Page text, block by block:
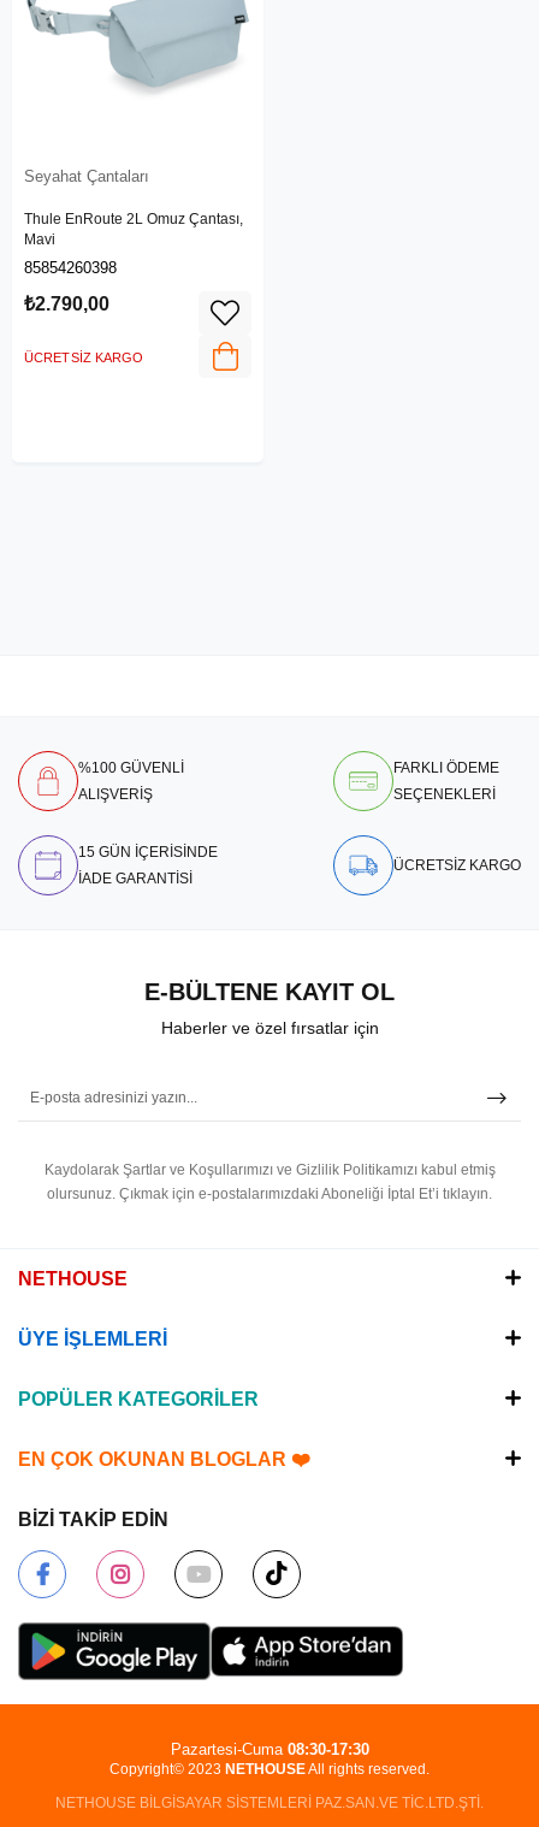
Seyahat Çantaları
Thule EnRoute 2L Omuz Çantası,
Mavi
85854260398
₺2.790,00
ÜCRETSIZ KARGO
%100 GÜVENLİ
ALIŞVERİŞ
FARKLI ÖDEME
SEÇENEKLERİ
15 GÜN İÇERİSİNDE
İADE GARANTİSİ
ÜCRETSİZ KARGO
E-BÜLTENE KAYIT OL
Haberler ve özel fırsatlar için
Kaydolarak Şartlar ve Koşullarımızı ve Gizlilik Politikamızı kabul etmiş
olursunuz. Çıkmak için e-postalarımızdaki Aboneliği İptal Et’i tıklayın.
NETHOUSE
ÜYE İŞLEMLERİ
POPÜLER KATEGORİLER
EN ÇOK OKUNAN BLOGLAR ❤️
BİZİ TAKİP EDİN
Copyright© 2023 NETHOUSEAll rights reserved.
NETHOUSE BİLGİSAYAR SİSTEMLERİ PAZ.SAN.VE TİC.LTD.ŞTİ.
Pazartesi-Cuma 08:30-17:30